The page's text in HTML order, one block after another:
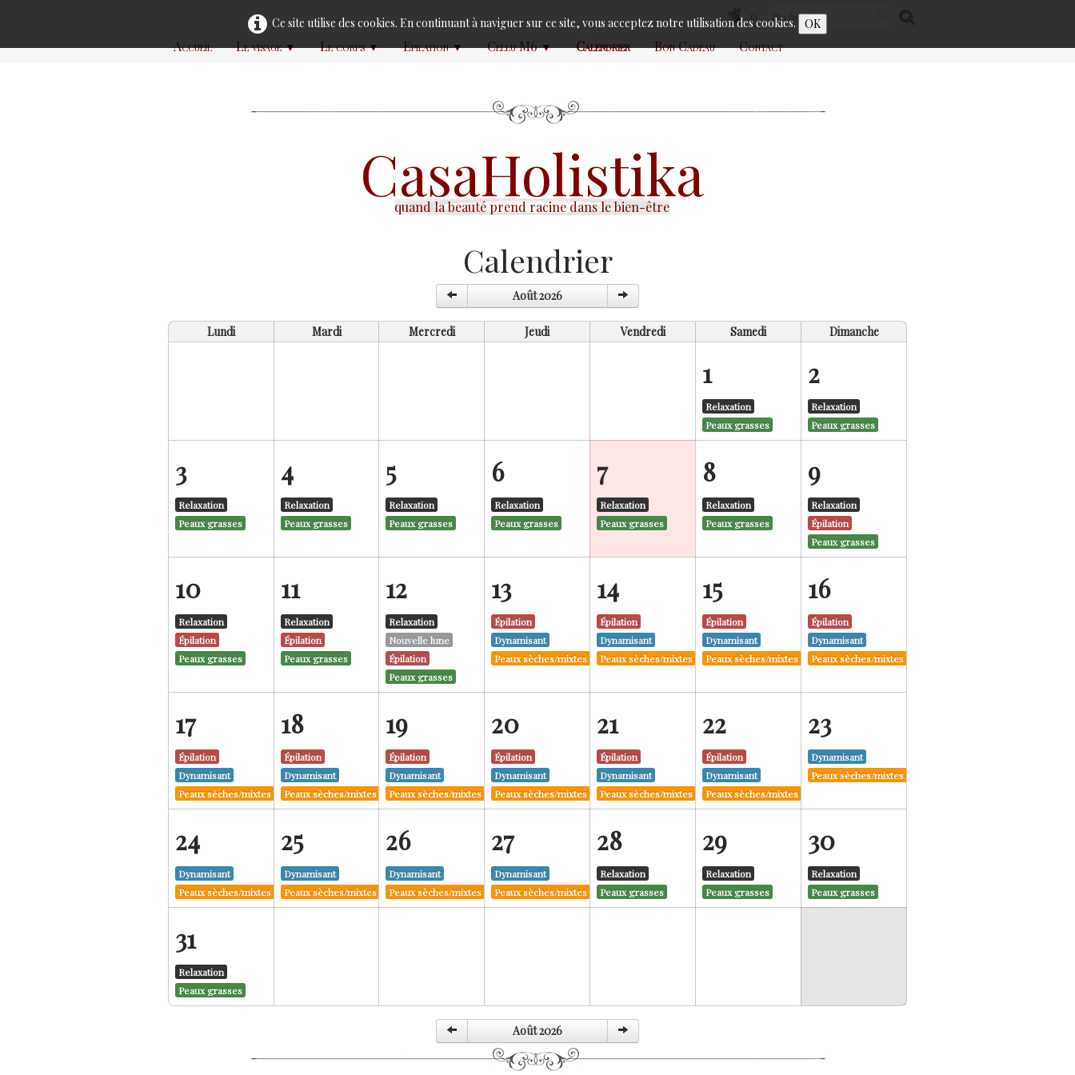
Ce site utilise des cookies. En continuant à naviguer sur ce site, vous acceptez notre utilisation des cookies. OK
0
Accueil Le visage▼ Le corps▼ Epilation▼ Cellu M6▼ Calendrier Bon Cadeau Contact
CasaHolistika
quand la beauté prend racine dans le bien-être
Calendrier
Août 2026
Lundi Mardi Mercredi Jeudi Vendredi Samedi Dimanche
1
Relaxation
Peaux grasses
2
Relaxation
Peaux grasses
3
Relaxation
Peaux grasses
4
Relaxation
Peaux grasses
5
Relaxation
Peaux grasses
6
Relaxation
Peaux grasses
7
Relaxation
Peaux grasses
8
Relaxation
Peaux grasses
9
Relaxation
Épilation
Peaux grasses
10
Relaxation
Épilation
Peaux grasses
11
Relaxation
Épilation
Peaux grasses
12
Relaxation
Nouvelle lune
Épilation
Peaux grasses
13
Épilation
Dynamisant
Peaux sèches/mixtes
14
Épilation
Dynamisant
Peaux sèches/mixtes
15
Épilation
Dynamisant
Peaux sèches/mixtes
16
Épilation
Dynamisant
Peaux sèches/mixtes
17
Épilation
Dynamisant
Peaux sèches/mixtes
18
Épilation
Dynamisant
Peaux sèches/mixtes
19
Épilation
Dynamisant
Peaux sèches/mixtes
20
Épilation
Dynamisant
Peaux sèches/mixtes
21
Épilation
Dynamisant
Peaux sèches/mixtes
22
Épilation
Dynamisant
Peaux sèches/mixtes
23
Dynamisant
Peaux sèches/mixtes
24
Dynamisant
Peaux sèches/mixtes
25
Dynamisant
Peaux sèches/mixtes
26
Dynamisant
Peaux sèches/mixtes
27
Dynamisant
Peaux sèches/mixtes
28
Relaxation
Peaux grasses
29
Relaxation
Peaux grasses
30
Relaxation
Peaux grasses
31
Relaxation
Peaux grasses
Août 2026